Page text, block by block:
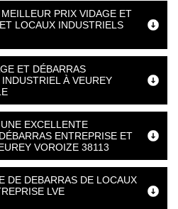
PRIX VIDAGE ET
LOCAUX INDUSTRIELS
ET DÉBARRAS
À VEUREY
EXCELLENTE
ENTREPRISE ET
VOROIZE 38113
DE DEBARRAS DE LOCAUX
LVE